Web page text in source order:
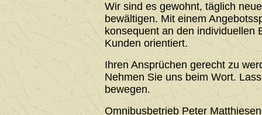
Wir sind es gewohnt, täglich
bewältigen. Mit einem
konsequent an den individuellen
Kunden orientiert.
Ihren Ansprüchen gerecht zu
Nehmen Sie uns beim Wort.
bewegen.
Omnibusbetrieb Peter Matthiesen